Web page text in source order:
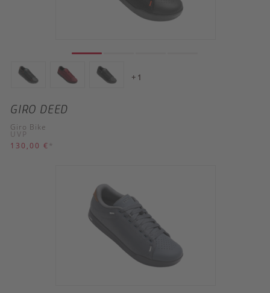
+ 1
GIRO DEED
Giro Bike
UVP
130,00 € *